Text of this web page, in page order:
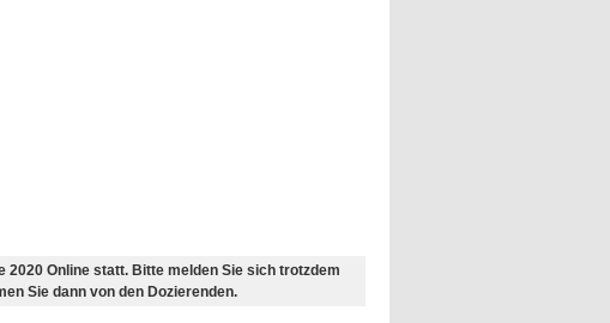
Online statt. Bitte melden Sie sich trotzdem
Sie dann von den Dozierenden.